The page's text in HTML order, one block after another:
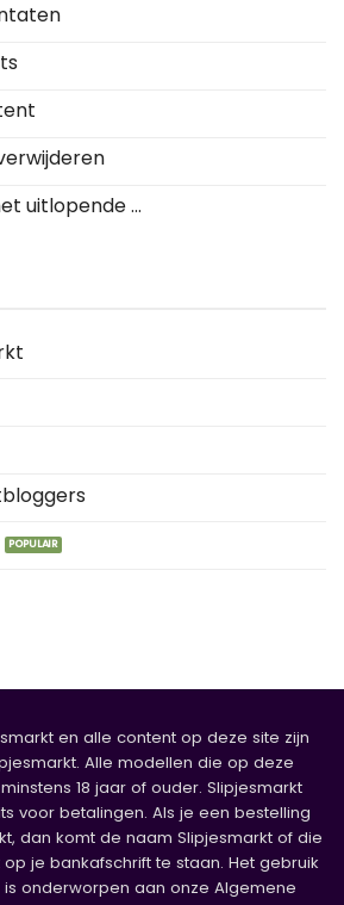
uitlopende ...
en alle content op deze site zijn
Alle modellen die op deze
18 jaar of ouder. Slipjesmarkt
voor betalingen. Als je een bestelling
dan komt de naam Slipjesmarkt of die
je bankafschrift te staan. Het gebruik
onderworpen aan onze Algemene